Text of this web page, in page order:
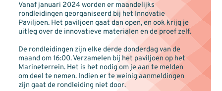
Vanaf januari 2024 worden er maandelijks
rondleidingen georganiseerd bij het Innovatie
Paviljoen. Het paviljoen gaat dan open, en ook krijg je
uitleg over de innovatieve materialen en de proef zelf.
De rondleidingen zijn elke derde donderdag van de
maand om 16:00. Verzamelen bij het paviljoen op het
Marineterrein. Het is het nodig om je aan te melden
om deel te nemen. Indien er te weinig aanmeldingen
zijn gaat de rondleiding niet door.